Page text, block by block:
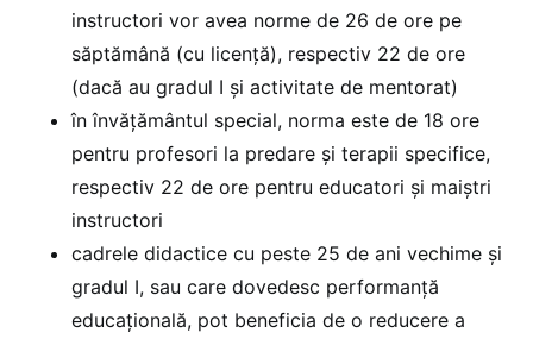
instructori vor avea norme de 26 de ore pe
săptămână (cu licență), respectiv 22 de ore
(dacă au gradul I și activitate de mentorat)
în învățământul special, norma este de 18 ore
pentru profesori la predare și terapii specifice,
respectiv 22 de ore pentru educatori și maiștri
instructori
cadrele didactice cu peste 25 de ani vechime și
gradul I, sau care dovedesc performanță
educațională, pot beneficia de o reducere a